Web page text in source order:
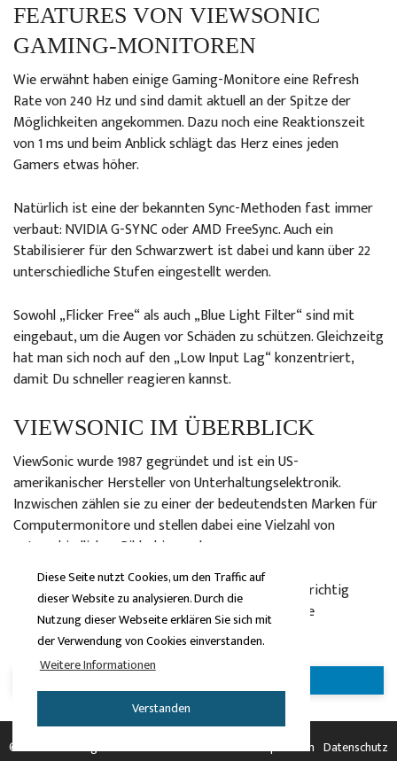
Diese Seite nutzt Cookies, um den Traffic auf
dieser Website zu analysieren. Durch die
Nutzung dieser Webseite erklären Sie sich mit
der Verwendung von Cookies einverstanden.
Weitere Informationen
Verstanden
FEATURES VON VIEWSONIC
GAMING-MONITOREN
Wie erwähnt haben einige Gaming-Monitore eine Refresh
Rate von 240 Hz und sind damit aktuell an der Spitze der
Möglichkeiten angekommen. Dazu noch eine Reaktionszeit
von 1 ms und beim Anblick schlägt das Herz eines jeden
Gamers etwas höher.
Natürlich ist eine der bekannten Sync-Methoden fast immer
verbaut: NVIDIA G-SYNC oder AMD FreeSync. Auch ein
Stabilisierer für den Schwarzwert ist dabei und kann über 22
unterschiedliche Stufen eingestellt werden.
Sowohl „Flicker Free“ als auch „Blue Light Filter“ sind mit
eingebaut, um die Augen vor Schäden zu schützen. Gleichzeitg
hat man sich noch auf den „Low Input Lag“ konzentriert,
damit Du schneller reagieren kannst.
VIEWSONIC IM ÜBERBLICK
ViewSonic wurde 1987 gegründet und ist ein US-
amerikanischer Hersteller von Unterhaltungselektronik.
Inzwischen zählen sie zu einer der bedeutendsten Marken für
Computermonitore und stellen dabei eine Vielzahl von
unterschiedlichen Bildschirmen her.
In den Gaming-Markt ist man wohl schon 2014 so richtig
eingestiegen und hat direkt einige coole Monitore
herausgebracht.
© 2026 - Gaming Kaufberater Impressum Datenschutz